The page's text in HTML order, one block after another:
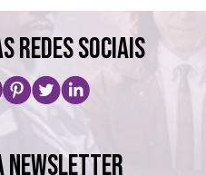
REDES SOCIAIS
NEWSLETTER